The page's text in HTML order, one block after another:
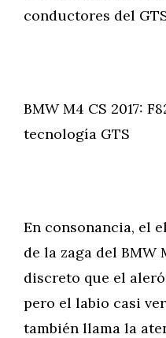
conductores del
BMW M4 CS 2017:
tecnología GTS
En consonancia, el
de la zaga del BMW
discreto que el
pero el labio casi
también llama la